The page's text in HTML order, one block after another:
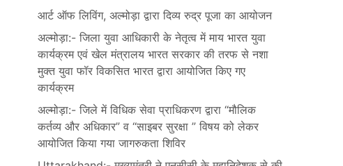
आर्ट ऑफ लिविंग, अल्मोड़ा द्वारा दिव्य रुद्र पूजा का आयोजन
अल्मोड़ा:- जिला युवा आधिकारी के नेतृत्व में माय भारत युवा
कार्यक्रम एवं खेल मंत्रालय भारत सरकार की तरफ से नशा
मुक्त युवा फॉर विकसित भारत द्वारा आयोजित किए गए
कार्यक्रम
अल्मोड़ा:- जिले में विधिक सेवा प्राधिकरण द्वारा “मौलिक
कर्तव्य और अधिकार” व “साइबर सुरक्षा ” विषय को लेकर
आयोजित किया गया जागरुकता शिविर